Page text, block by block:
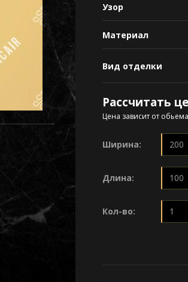
Узор
Материал
Вид отделки
Рассчитать
Цена зависит от
Ширина:
Длина:
Кол-во: